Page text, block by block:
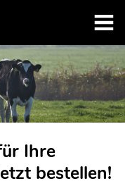
Ihre
bestellen!